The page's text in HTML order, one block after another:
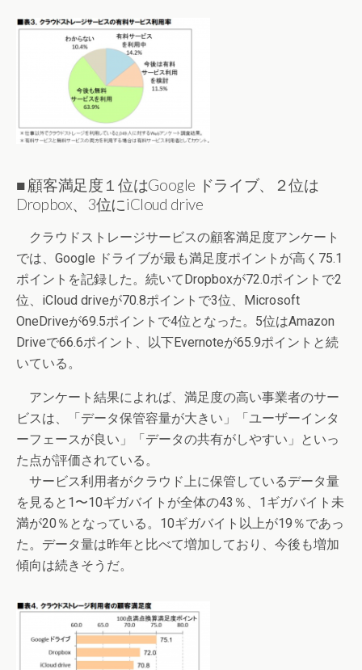
■ 顧客満足度１位はGoogle ドライブ、２位は
Dropbox、3位にiCloud drive
クラウドストレージサービスの顧客満足度アンケート
では、Google ドライブが最も満足度ポイントが高く75.1
ポイントを記録した。続いてDropboxが72.0ポイントで2
位、iCloud driveが70.8ポイントで3位、Microsoft
OneDriveが69.5ポイントで4位となった。5位はAmazon
Driveで66.6ポイント、以下Evernoteが65.9ポイントと続
いている。
アンケート結果によれば、満足度の高い事業者のサー
ビスは、「データ保管容量が大きい」「ユーザーインタ
ーフェースが良い」「データの共有がしやすい」といっ
た点が評価されている。
サービス利用者がクラウド上に保管しているデータ量
を見ると1〜10ギガバイトが全体の43％、1ギガバイト未
満が20％となっている。10ギガバイト以上が19％であっ
た。データ量は昨年と比べて増加しており、今後も増加
傾向は続きそうだ。